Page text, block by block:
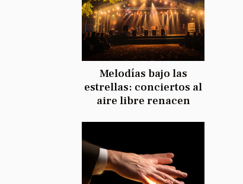
Melodías bajo las
estrellas: conciertos al
aire libre renacen